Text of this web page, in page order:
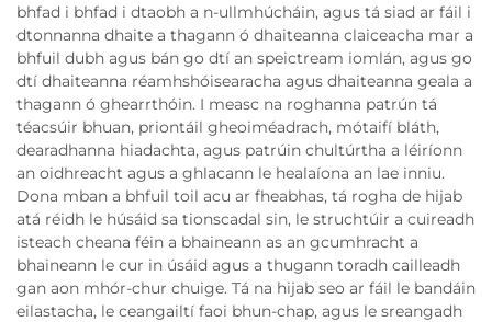
bhfad i bhfad i dtaobh a n-ullmhúcháin, agus tá siad ar fáil i
dtonnanna dhaite a thagann ó dhaiteanna claiceacha mar a
bhfuil dubh agus bán go dtí an speictream iomlán, agus go
dtí dhaiteanna réamhshóisearacha agus dhaiteanna geala a
thagann ó ghearrthóin. I measc na roghanna patrún tá
téacsúir bhuan, priontáil gheoiméadrach, mótaifí bláth,
dearadhanna hiadachta, agus patrúin chultúrtha a léiríonn
an oidhreacht agus a ghlacann le healaíona an lae inniu.
Dona mban a bhfuil toil acu ar fheabhas, tá rogha de hijab
atá réidh le húsáid sa tionscadal sin, le struchtúir a cuireadh
isteach cheana féin a bhaineann as an gcumhracht a
bhaineann le cur in úsáid agus a thugann toradh cailleadh
gan aon mhór-chur chuige. Tá na hijab seo ar fáil le bandáin
eilastacha, le ceangailtí faoi bhun-chap, agus le sreangadh